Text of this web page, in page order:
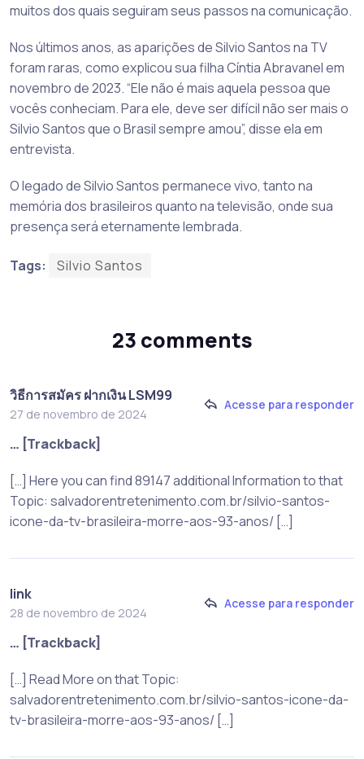
muitos dos quais seguiram seus passos na comunicação.
Nos últimos anos, as aparições de Silvio Santos na TV
foram raras, como explicou sua filha Cíntia Abravanel em
novembro de 2023. “Ele não é mais aquela pessoa que
vocês conheciam. Para ele, deve ser difícil não ser mais o
Silvio Santos que o Brasil sempre amou”, disse ela em
entrevista.
O legado de Silvio Santos permanece vivo, tanto na
memória dos brasileiros quanto na televisão, onde sua
presença será eternamente lembrada.
Tags: Silvio Santos
23 comments
วิธีการสมัคร ฝากเงิน LSM99
27 de novembro de 2024
Acesse para responder
… [Trackback]
[…] Here you can find 89147 additional Information to that
Topic: salvadorentretenimento.com.br/silvio-santos-
icone-da-tv-brasileira-morre-aos-93-anos/ […]
link
28 de novembro de 2024
Acesse para responder
… [Trackback]
[…] Read More on that Topic:
salvadorentretenimento.com.br/silvio-santos-icone-da-
tv-brasileira-morre-aos-93-anos/ […]